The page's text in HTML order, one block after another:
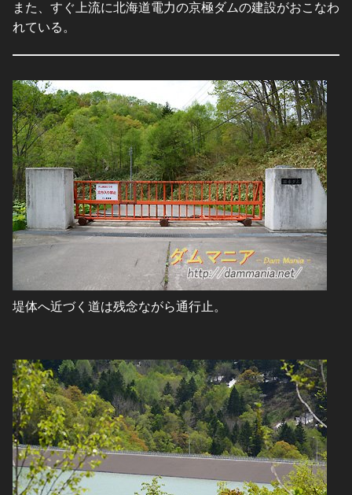
また、すぐ上流に北海道電力の京極ダムの建設がおこなわ
れている。
堤体へ近づく道は残念ながら通行止。